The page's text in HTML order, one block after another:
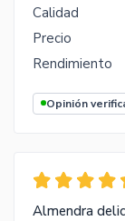
Calidad
Precio
Rendimiento
Opinión
Almendra